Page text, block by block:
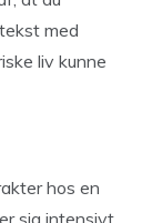
med
liv kunne
hos en
sig intensivt